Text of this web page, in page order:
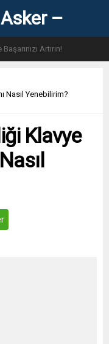
Nasıl Yenebilirim?
Klavye